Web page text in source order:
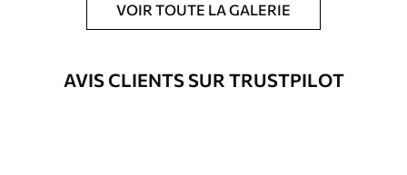
protecteur pour renforcer la durabilité
du tableau.
Matériaux disponibles
VOIR TOUTE LA GALERIE
AVIS CLIENTS SUR TRUSTPILOT